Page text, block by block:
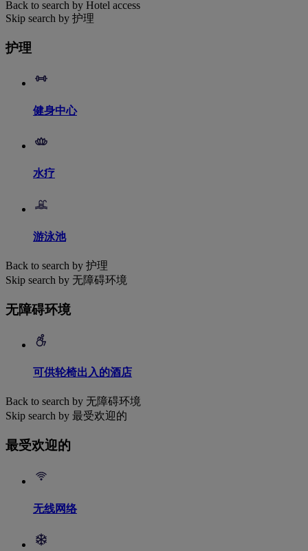
Back to search by Hotel access
Skip search by 护理
护理
健身中心
水疗
游泳池
Back to search by 护理
Skip search by 无障碍环境
无障碍环境
可供轮椅出入的酒店
Back to search by 无障碍环境
Skip search by 最受欢迎的
最受欢迎的
无线网络